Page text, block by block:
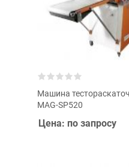
Машина
MAG-SP520
Цена: по запросу